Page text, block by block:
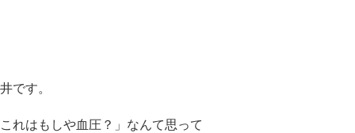
です。
れはもしや血圧？」なんて思って